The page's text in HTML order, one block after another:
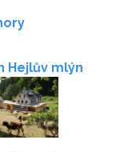
Hejlův mlýn